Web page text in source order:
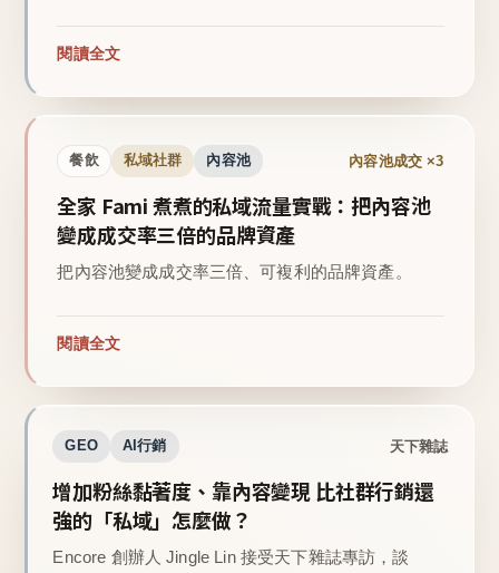
閱讀全文
餐飲 私域社群 內容池 內容池成交 ×3
全家 Fami 煮煮的私域流量實戰：把內容池
變成成交率三倍的品牌資產
把內容池變成成交率三倍、可複利的品牌資產。
閱讀全文
GEO AI行銷 天下雜誌
增加粉絲黏著度、靠內容變現 比社群行銷還
強的「私域」怎麼做？
Encore 創辦人 Jingle Lin 接受天下雜誌專訪，談